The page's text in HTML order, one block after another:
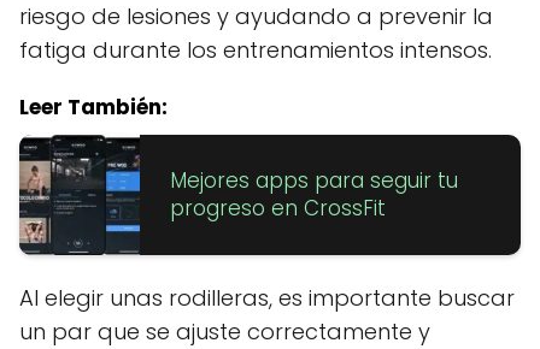
riesgo de lesiones y ayudando a prevenir la
fatiga durante los entrenamientos intensos.
Leer También:
Mejores apps para seguir tu
progreso en CrossFit
Al elegir unas rodilleras, es importante buscar
un par que se ajuste correctamente y